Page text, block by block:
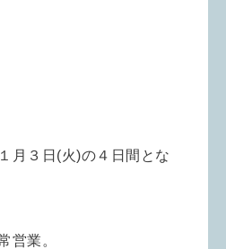
月３日(火)の４日間とな
営業。